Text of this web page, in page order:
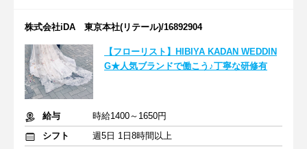
株式会社iDA 東京本社(リテール)/16892904
【フローリスト】HIBIYA KADAN WEDDIN
G★人気ブランドで働こう♪丁寧な研修有
給与
時給1400～1650円
シフト
週5日 1日8時間以上